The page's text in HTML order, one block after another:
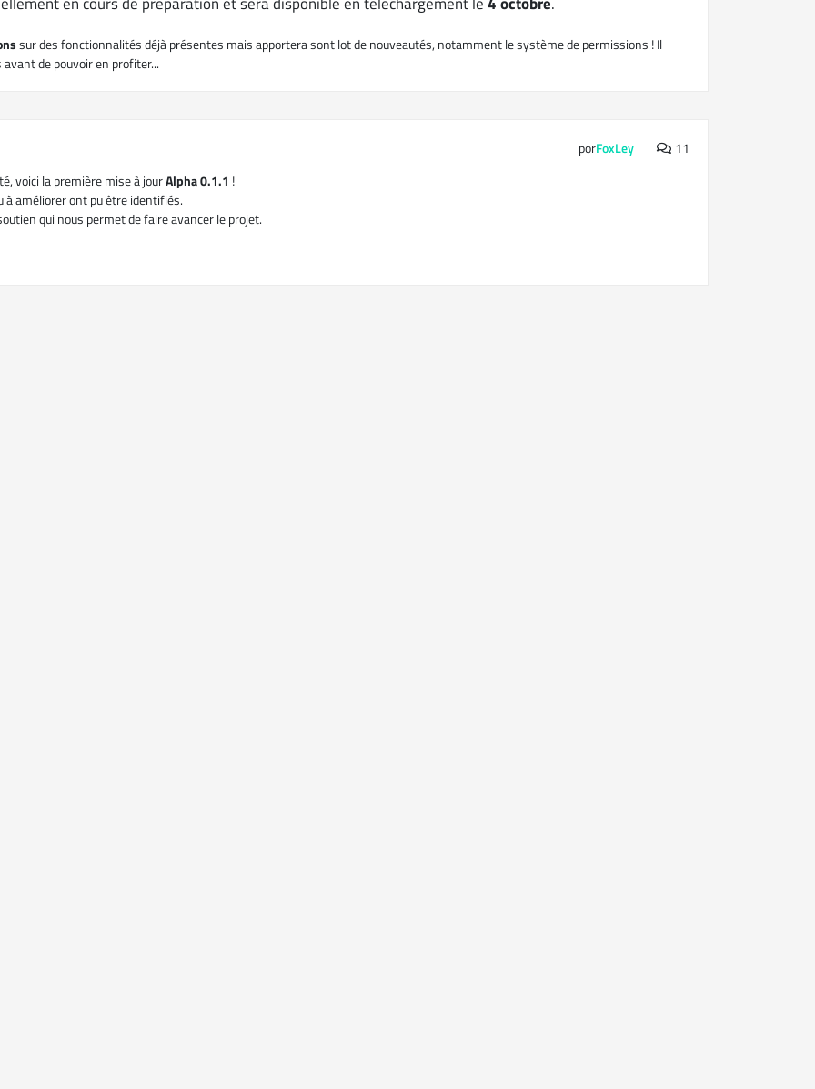
sur des fonctionnalités déjà présentes mais apportera sont lot de nouveautés, notamment le système de permissions ! Il
de pouvoir en profiter...
porFoxLey 11
voici la première mise à jourAlpha 0.1.1 !
à améliorer ont pu être identifiés.
qui nous permet de faire avancer le projet.